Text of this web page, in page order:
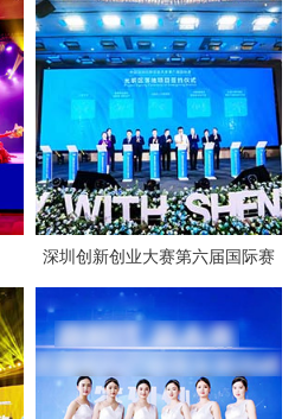
深圳创新创业大赛第六届国际赛